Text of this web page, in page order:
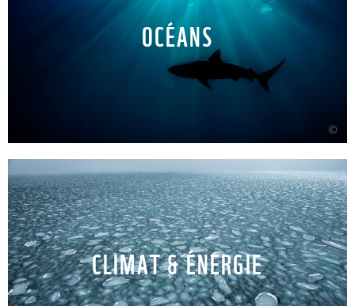
©
OCÉANS
CLIMAT & ÉNERGIE